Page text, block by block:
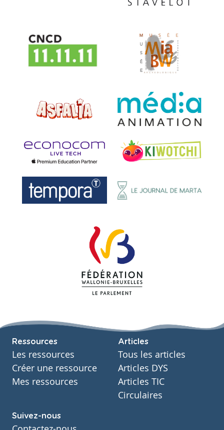
Ressources
Les ressources
Créer une ressource
Mes ressources
Articles
Tous les articles
Articles DYS
Articles TIC
Circulaires
Suivez-nous